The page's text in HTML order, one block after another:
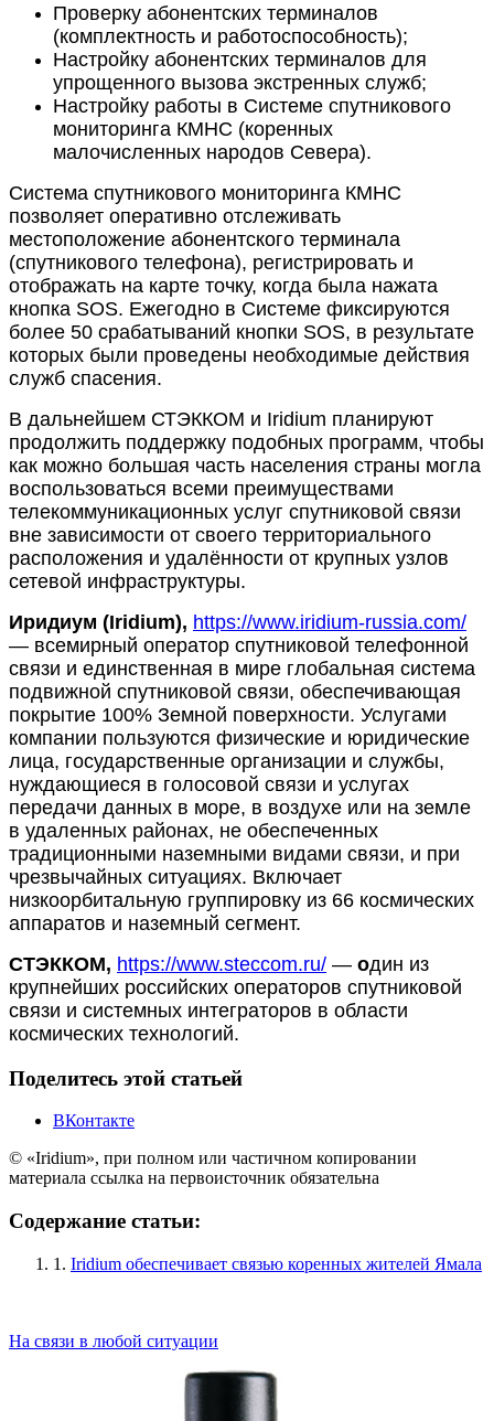
Проверку абонентских терминалов
(комплектность и работоспособность);
Настройку абонентских терминалов для
упрощенного вызова экстренных служб;
Настройку работы в Системе спутникового
мониторинга КМНС (коренных
малочисленных народов Севера).
Система спутникового мониторинга КМНС
позволяет оперативно отслеживать
местоположение абонентского терминала
(спутникового телефона), регистрировать и
отображать на карте точку, когда была нажата
кнопка SOS. Ежегодно в Системе фиксируются
более 50 срабатываний кнопки SOS, в результате
которых были проведены необходимые действия
служб спасения.
В дальнейшем СТЭККОМ и Iridium планируют
продолжить поддержку подобных программ, чтобы
как можно большая часть населения страны могла
воспользоваться всеми преимуществами
телекоммуникационных услуг спутниковой связи
вне зависимости от своего территориального
расположения и удалённости от крупных узлов
сетевой инфраструктуры.
Иридиум (Iridium), https://www.iridium-russia.com/
― всемирный оператор спутниковой телефонной
связи и единственная в мире глобальная система
подвижной спутниковой связи, обеспечивающая
покрытие 100% Земной поверхности. Услугами
компании пользуются физические и юридические
лица, государственные организации и службы,
нуждающиеся в голосовой связи и услугах
передачи данных в море, в воздухе или на земле
в удаленных районах, не обеспеченных
традиционными наземными видами связи, и при
чрезвычайных ситуациях. Включает
низкоорбитальную группировку из 66 космических
аппаратов и наземный сегмент.
СТЭККОМ, https://www.steccom.ru/ ― один из
крупнейших российских операторов спутниковой
связи и системных интеграторов в области
космических технологий.
Поделитесь этой статьей
ВКонтакте
© «Iridium», при полном или частичном копировании
материала ссылка на первоисточник обязательна
Содержание статьи:
1. Iridium обеспечивает связью коренных жителей Ямала
На связи в любой ситуации